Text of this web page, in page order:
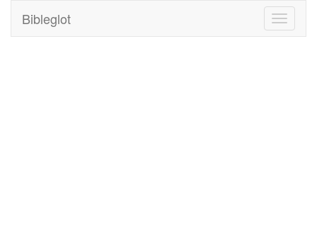
Toggle
Bibleglot